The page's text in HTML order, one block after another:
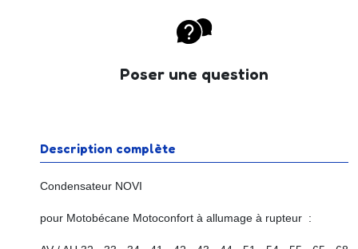
Poser une question
Description complète
Condensateur NOVI
pour Motobécane Motoconfort à allumage à rupteur :